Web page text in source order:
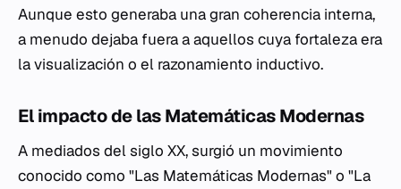
Aunque esto generaba una gran coherencia interna,
a menudo dejaba fuera a aquellos cuya fortaleza era
la visualización o el razonamiento inductivo.
El impacto de las Matemáticas Modernas
A mediados del siglo XX, surgió un movimiento
conocido como "Las Matemáticas Modernas" o "La